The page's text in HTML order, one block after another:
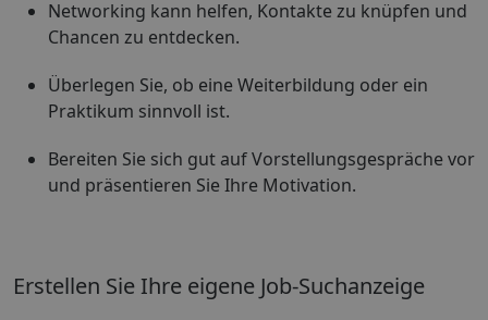
Networking kann helfen, Kontakte zu knüpfen und
Chancen zu entdecken.
Überlegen Sie, ob eine Weiterbildung oder ein
Praktikum sinnvoll ist.
Bereiten Sie sich gut auf Vorstellungsgespräche vor
und präsentieren Sie Ihre Motivation.
Erstellen Sie Ihre eigene Job-Suchanzeige